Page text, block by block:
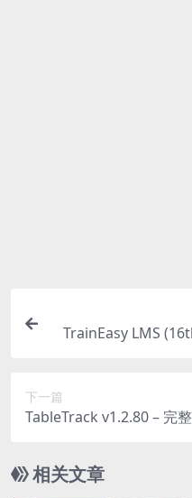
TrainEasy LMS
下一篇
TableTrack v1.2.80 – 完
相关文章